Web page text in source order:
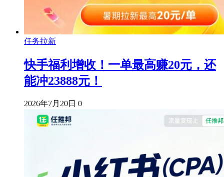
任务拉新
快手福利增收！一单最高赚20元，还
能冲23888元！
2026年7月20日 0